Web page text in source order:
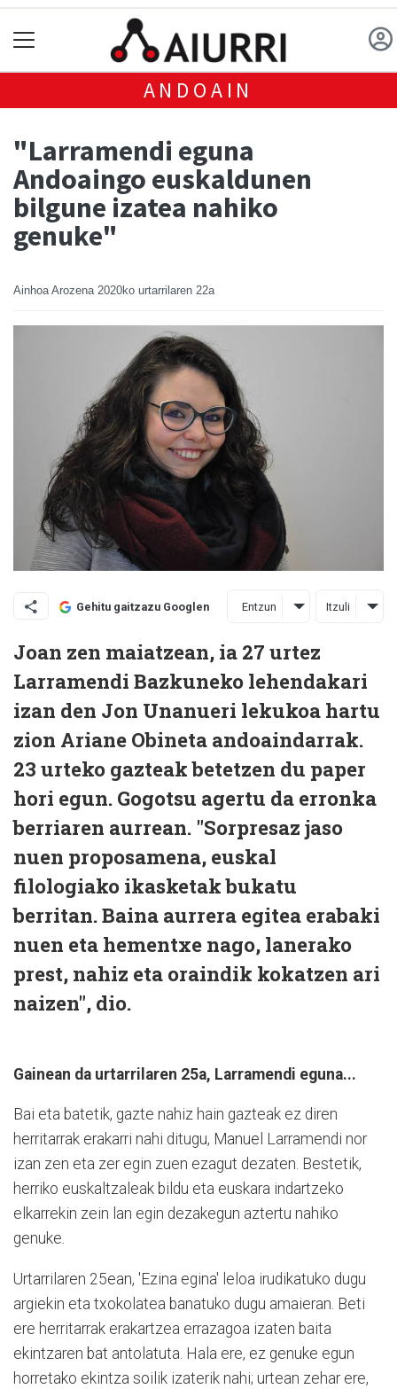
ANDOAIN
"Larramendi eguna
Andoaingo euskaldunen
bilgune izatea nahiko
genuke"
Ainhoa Arozena 2020ko urtarrilaren 22a
Gehitu gaitzazu Googlen Entzun Itzuli
Joan zen maiatzean, ia 27 urtez
Larramendi Bazkuneko lehendakari
izan den Jon Unanueri lekukoa hartu
zion Ariane Obineta andoaindarrak.
23 urteko gazteak betetzen du paper
hori egun. Gogotsu agertu da erronka
berriaren aurrean. "Sorpresaz jaso
nuen proposamena, euskal
filologiako ikasketak bukatu
berritan. Baina aurrera egitea erabaki
nuen eta hementxe nago, lanerako
prest, nahiz eta oraindik kokatzen ari
naizen", dio.
Gainean da urtarrilaren 25a, Larramendi eguna...
Bai eta batetik, gazte nahiz hain gazteak ez diren
herritarrak erakarri nahi ditugu, Manuel Larramendi nor
izan zen eta zer egin zuen ezagut dezaten. Bestetik,
herriko euskaltzaleak bildu eta euskara indartzeko
elkarrekin zein lan egin dezakegun aztertu nahiko
genuke.
Urtarrilaren 25ean, 'Ezina egina' leloa irudikatuko dugu
argiekin eta txokolatea banatuko dugu amaieran. Beti
ere herritarrak erakartzea errazagoa izaten baita
ekintzaren bat antolatuta. Hala ere, ez genuke egun
horretako ekintza soilik izaterik nahi; urtean zehar ere,